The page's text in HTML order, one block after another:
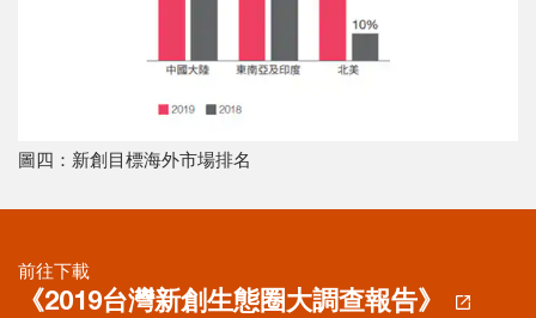
圖四：新創目標海外市場排名
前往下載
《2019台灣新創生態圈大調查報告》